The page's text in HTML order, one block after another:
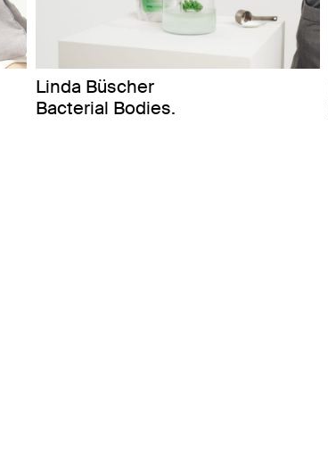
Linda Büscher
Bacterial Bodies.